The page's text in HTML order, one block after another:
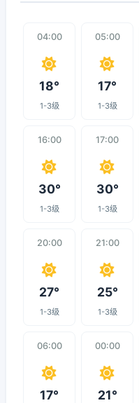
04:00
18°
1-3级
05:00
17°
1-3级
16:00
30°
1-3级
17:00
30°
1-3级
20:00
27°
1-3级
21:00
25°
1-3级
06:00
17°
00:00
21°